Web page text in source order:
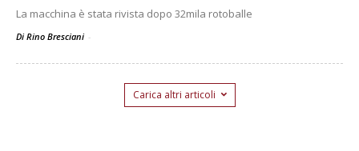
La macchina è stata rivista dopo 32mila rotoballe
Di Rino Bresciani -
Carica altri articoli